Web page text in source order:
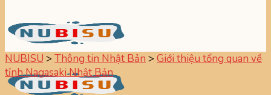
NUBISU > Thông tin Nhật Bản > Giới thiệu tổng quan về
tỉnh Nagasaki Nhật Bản